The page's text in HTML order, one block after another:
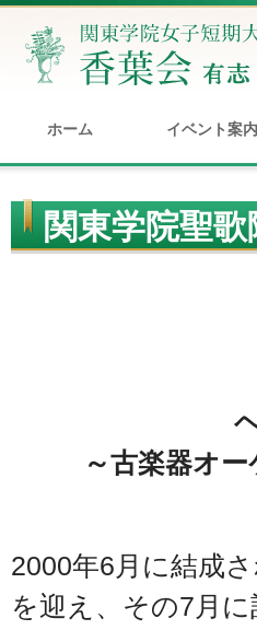
ホーム イベント案内
関東学院聖
～古楽器オ
2000年6月に結成
を迎え、その7月